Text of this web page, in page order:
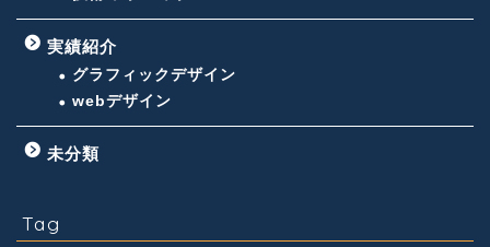
実績紹介
グラフィックデザイン
webデザイン
未分類
Tag